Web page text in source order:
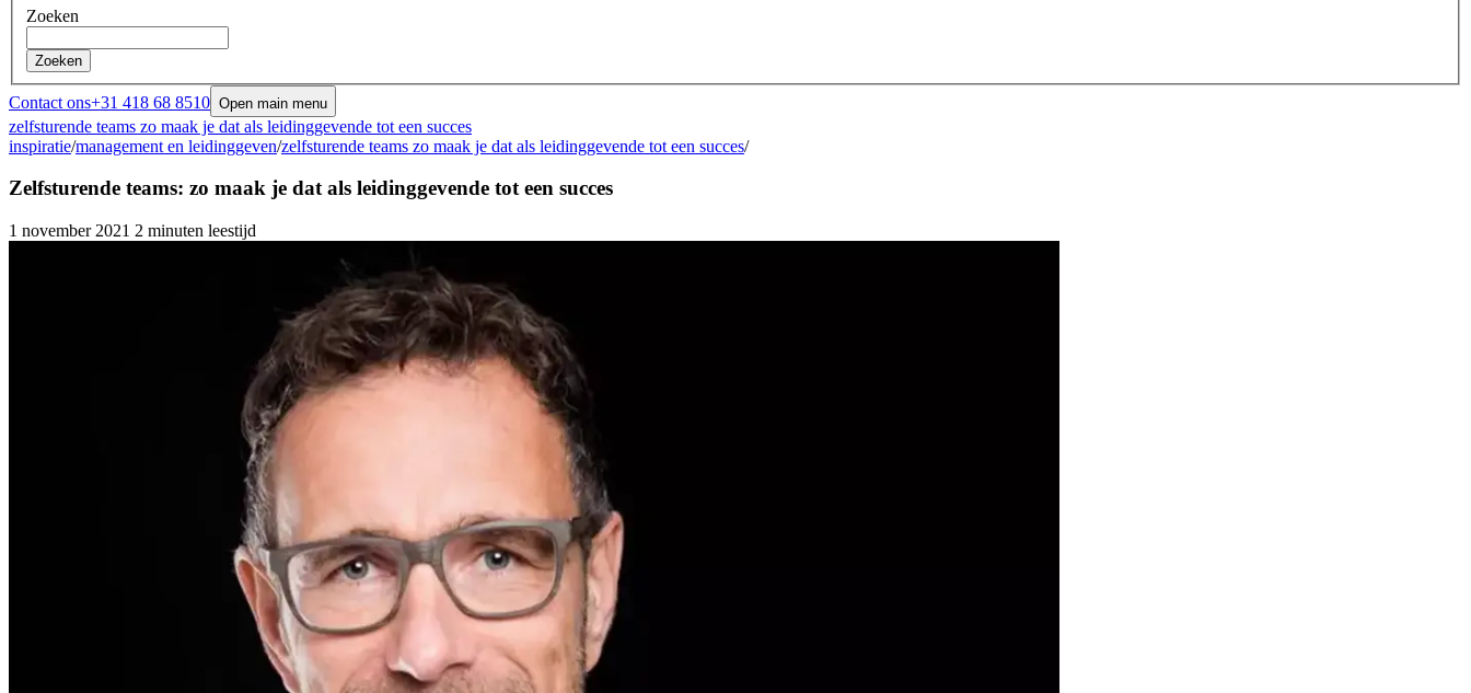
Zoeken
Zoeken
Contact ons+31 418 68 8510 Open main menu
zelfsturende teams zo maak je dat als leidinggevende tot een succes
inspiratie/management en leidinggeven/zelfsturende teams zo maak je dat als leidinggevende tot een succes/
Zelfsturende teams: zo maak je dat als leidinggevende tot een succes
1 november 2021 2 minuten leestijd